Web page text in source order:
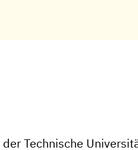
Technische